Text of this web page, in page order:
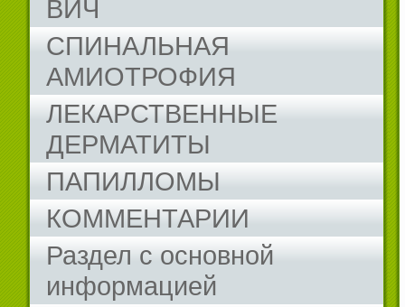
ВИЧ
СПИНАЛЬНАЯ
АМИОТРОФИЯ
ЛЕКАРСТВЕННЫЕ
ДЕРМАТИТЫ
ПАПИЛЛОМЫ
КОММЕНТАРИИ
Раздел с основной
информацией